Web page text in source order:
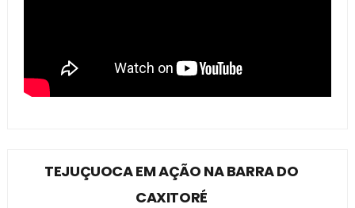
TEJUÇUOCA EM AÇÃO NA BARRA DO
CAXITORÉ